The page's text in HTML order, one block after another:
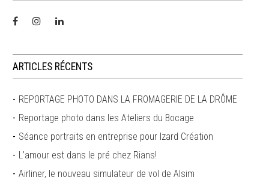
ARTICLES RÉCENTS
REPORTAGE PHOTO DANS LA FROMAGERIE DE LA DRÔME
Reportage photo dans les Ateliers du Bocage
Séance portraits en entreprise pour Izard Création
L’amour est dans le pré chez Rians!
Airliner, le nouveau simulateur de vol de Alsim